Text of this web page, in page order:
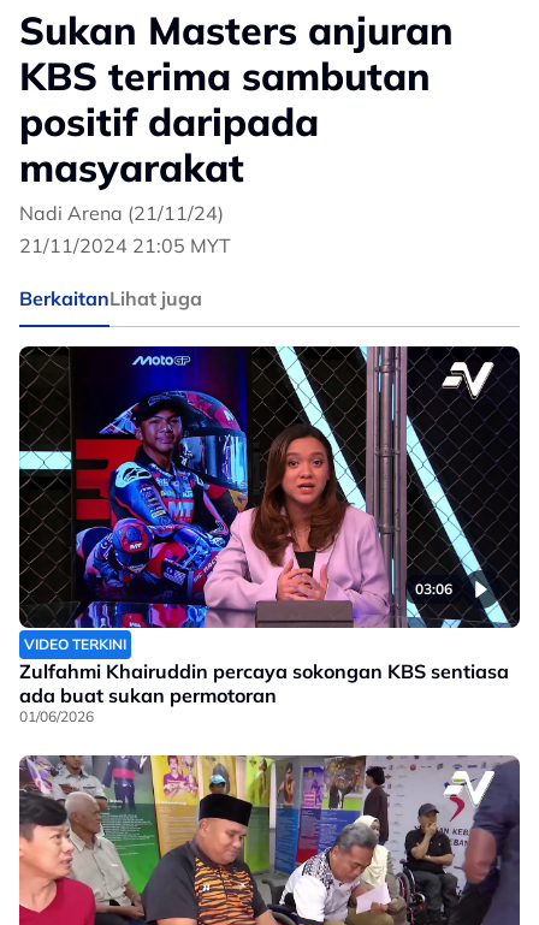
Sukan Masters anjuran
KBS terima sambutan
positif daripada
masyarakat
Nadi Arena (21/11/24)
21/11/2024 21:05 MYT
BerkaitanLihat juga
03:06
VIDEO TERKINI
Zulfahmi Khairuddin percaya sokongan KBS sentiasa
ada buat sukan permotoran
01/06/2026